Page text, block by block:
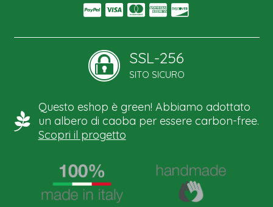
SSL-256
SITO SICURO
Questo eshop è green! Abbiamo adottato
un albero di caoba per essere carbon-free.
Scopri il progetto